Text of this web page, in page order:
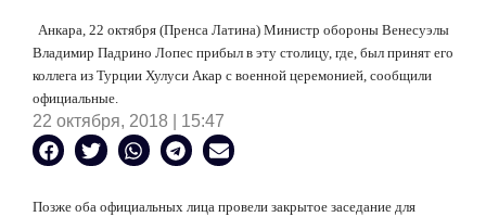
Анкара, 22 октября (Пренса Латина) Министр обороны Венесуэлы
Владимир Падрино Лопес прибыл в эту столицу, где, был принят его
коллега из Турции Хулуси Акар с военной церемонией, сообщили
официальные.
22 октября, 2018 | 15:47
Позже оба официальных лица провели закрытое заседание для